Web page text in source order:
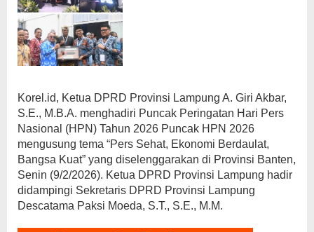
Korel.id, Ketua DPRD Provinsi Lampung A. Giri Akbar,
S.E., M.B.A. menghadiri Puncak Peringatan Hari Pers
Nasional (HPN) Tahun 2026 Puncak HPN 2026
mengusung tema “Pers Sehat, Ekonomi Berdaulat,
Bangsa Kuat” yang diselenggarakan di Provinsi Banten,
Senin (9/2/2026). Ketua DPRD Provinsi Lampung hadir
didampingi Sekretaris DPRD Provinsi Lampung
Descatama Paksi Moeda, S.T., S.E., M.M.